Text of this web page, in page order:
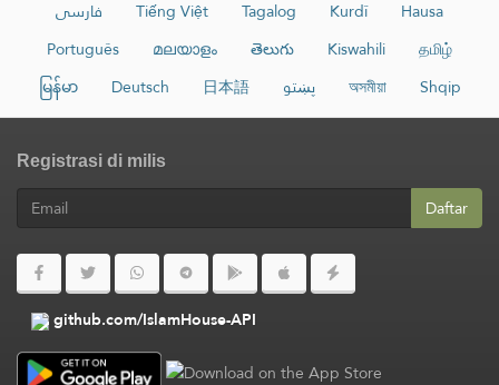
فارسی
Tiếng Việt Tagalog Kurdî
Hausa
Português
മലയാളം తెలుగు Kiswahili
தமிழ்
မြန်မာ
Deutsch 日本語 پښتو অসমীয়া Shqip
Registrasi di milis
Daftar
github.com/IslamHouse-API